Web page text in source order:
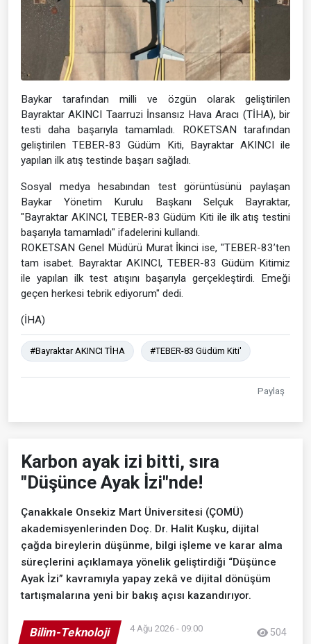
Baykar tarafından milli ve özgün olarak geliştirilen
Bayraktar AKINCI Taarruzi İnsansız Hava Aracı (TİHA), bir
testi daha başarıyla tamamladı. ROKETSAN tarafından
geliştirilen TEBER-83 Güdüm Kiti, Bayraktar AKINCI ile
yapılan ilk atış testinde başarı sağladı.
Sosyal medya hesabından test görüntüsünü paylaşan
Baykar Yönetim Kurulu Başkanı Selçuk Bayraktar,
"Bayraktar AKINCI, TEBER-83 Güdüm Kiti ile ilk atış testini
başarıyla tamamladı" ifadelerini kullandı.
ROKETSAN Genel Müdürü Murat İkinci ise, "TEBER-83’ten
tam isabet. Bayraktar AKINCI, TEBER-83 Güdüm Kitimiz
ile yapılan ilk test atışını başarıyla gerçekleştirdi. Emeği
geçen herkesi tebrik ediyorum" dedi.
(İHA)
#Bayraktar AKINCI TİHA #TEBER-83 Güdüm Kiti'
Paylaş
Karbon ayak izi bitti, sıra
"Düşünce Ayak İzi"nde!
Çanakkale Onsekiz Mart Üniversitesi (ÇOMÜ)
akademisyenlerinden Doç. Dr. Halit Kuşku, dijital
çağda bireylerin düşünme, bilgi işleme ve karar alma
süreçlerini açıklamaya yönelik geliştirdiği “Düşünce
Ayak İzi” kavramıyla yapay zekâ ve dijital dönüşüm
tartışmalarına yeni bir bakış açısı kazandırıyor.
Bilim-Teknoloji 4 Ağu 2026 - 09:00 504